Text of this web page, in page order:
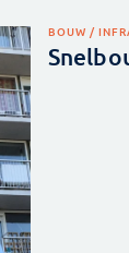
BOUW /